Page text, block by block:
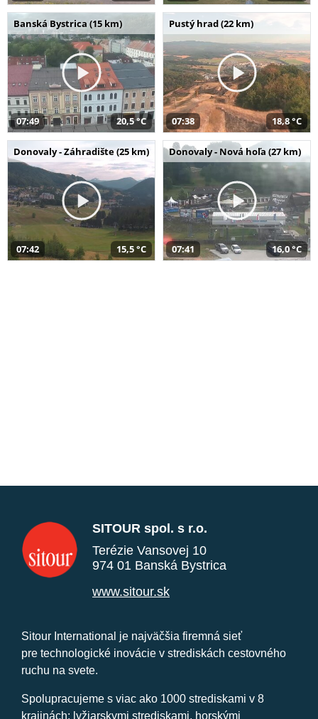
Banská Bystrica (15 km)
07:49 20,5 °C
Pustý hrad (22 km)
07:38 18,8 °C
Donovaly - Záhradište (25 km)
07:42 15,5 °C
Donovaly - Nová hoľa (27 km)
07:41 16,0 °C
SITOUR spol. s r.o.
Terézie Vansovej 10
974 01 Banská Bystrica
www.sitour.sk
Sitour International je najväčšia firemná sieť
pre technologické inovácie v strediskách cestovného
ruchu na svete.
Spolupracujeme s viac ako 1000 strediskami v 8
krajinách: lyžiarskymi strediskami, horskými